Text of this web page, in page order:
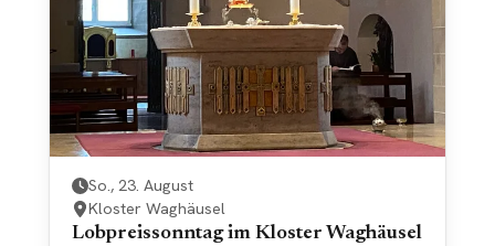
So., 23. August
Kloster Waghäusel
Lobpreissonntag im Kloster Waghäusel